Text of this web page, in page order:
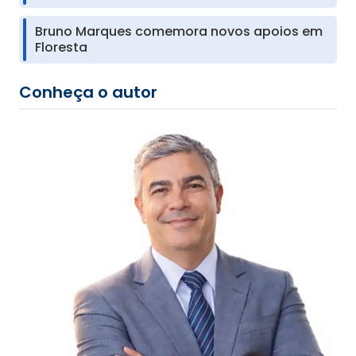
Bruno Marques comemora novos apoios em
Floresta
Conheça o autor